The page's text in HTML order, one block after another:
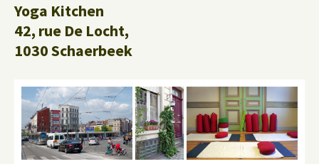
Yoga Kitchen
42, rue De Locht,
1030 Schaerbeek